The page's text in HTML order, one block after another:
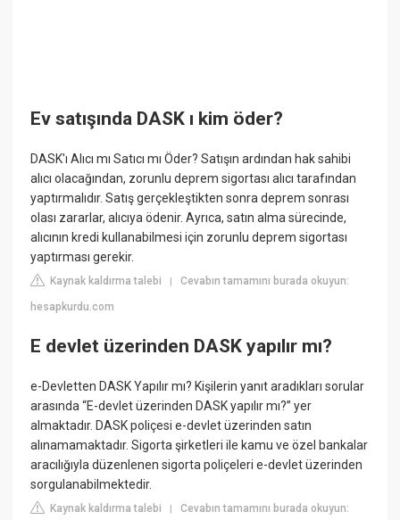
Ev satışında DASK ı kim öder?
DASK'ı Alıcı mı Satıcı mı Öder? Satışın ardından hak sahibi
alıcı olacağından, zorunlu deprem sigortası alıcı tarafından
yaptırmalıdır. Satış gerçekleştikten sonra deprem sonrası
olası zararlar, alıcıya ödenir. Ayrıca, satın alma sürecinde,
alıcının kredi kullanabilmesi için zorunlu deprem sigortası
yaptırması gerekir.
Kaynak kaldırma talebi |Cevabın tamamını burada okuyun:
hesapkurdu.com
E devlet üzerinden DASK yapılır mı?
e-Devletten DASK Yapılır mı? Kişilerin yanıt aradıkları sorular
arasında “E-devlet üzerinden DASK yapılır mı?” yer
almaktadır. DASK poliçesi e-devlet üzerinden satın
alınamamaktadır. Sigorta şirketleri ile kamu ve özel bankalar
aracılığıyla düzenlenen sigorta poliçeleri e-devlet üzerinden
sorgulanabilmektedir.
Kaynak kaldırma talebi |Cevabın tamamını burada okuyun: